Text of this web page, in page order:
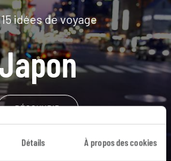
Détails À propos des cookies
idées de voyage
DÉCOUVRIR